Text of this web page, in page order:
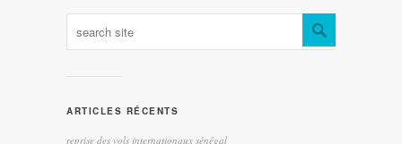
ARTICLES RÉCENTS
reprise des vols internationaux sénégal